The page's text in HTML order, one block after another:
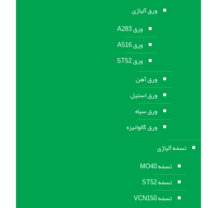
ورق آلیاژی
ورق A283
ورق A516
ورق ST52
ورق آهن
ورق استیل
ورق سیاه
ورق گالوانیزه
تسمه آلیاژی
تسمه MO40
تسمه ST52
تسمه VCN150